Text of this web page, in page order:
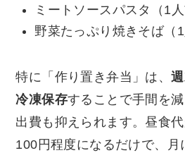
ミートソースパスタ（1人
野菜たっぷり焼きそば（1
特に「作り置き弁当」は、
冷凍保存することで手間を
出費も抑えられます。昼食
100円程度になるだけで、月